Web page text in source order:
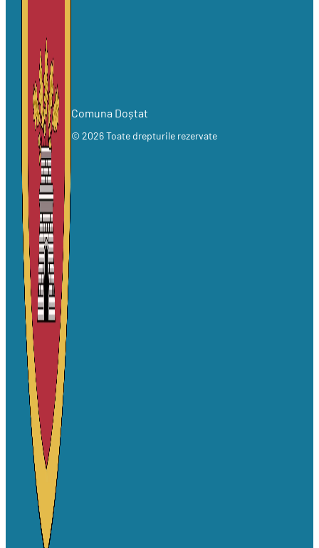
Comuna Doștat
© 2026 Toate drepturile rezervate